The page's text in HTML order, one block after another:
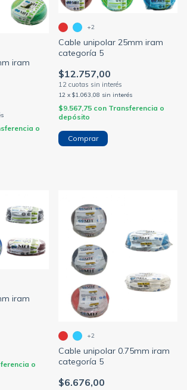
iram
o
Cable unipolar 25mm iram
categoría 5
$12.757,00
12 x $1.063,08 sin interés
$9.567,75 con Transferencia o
depósito
+2
Comprar
iram
o
Cable unipolar 0.75mm iram
categoría 5
$6.676,00
+2